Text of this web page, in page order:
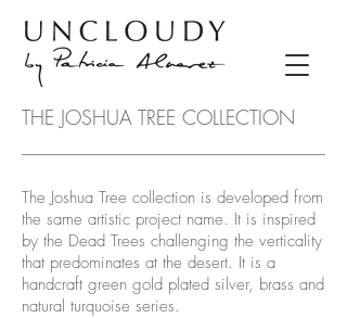
THE JOSHUA TREE COLLECTION
The Joshua Tree collection is developed from
the same artistic project name. It is inspired
by the Dead Trees challenging the verticality
that predominates at the desert. It is a
handcraft green gold plated silver, brass and
natural turquoise series.